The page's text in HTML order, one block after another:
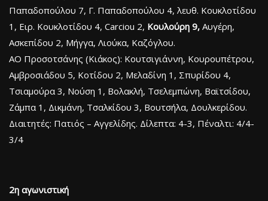
Παπαδοπούλου 7, Γ. Παπαδοπούλου 4, λευθ. Κουκλοτίδου
1, Ειρ. Κουκλοτίδου 4, Carciou 2, Κουλούρη 9, Αυγέρη,
Ασκεπίδου 2, Μήγγα, Λιούκα, Καζόγλου.
ΑΟ Προσοτσάνης (Κιάκος): Κουτσιγιάννη, Κουρουπέτρου,
Αμβροσιάδου 5, Κοτίδου 2, Μελαδίνη 1, Σπυρίδου 4,
Τσιαμούρα 3, Νούση 1, Βολακλή, Τσελεμπώνη, Βαϊτσίδου,
Ζάμπα 1, Δικμάνη, Τσαλκίδου 3, Βουτσήλα, Δουλκερίδου.
Διαιτητές: Πατιός – Αγγελίδης. Δίλεπτα: 4-3, Πέναλτι: 4/4-
3/4
2η αγωνιστική